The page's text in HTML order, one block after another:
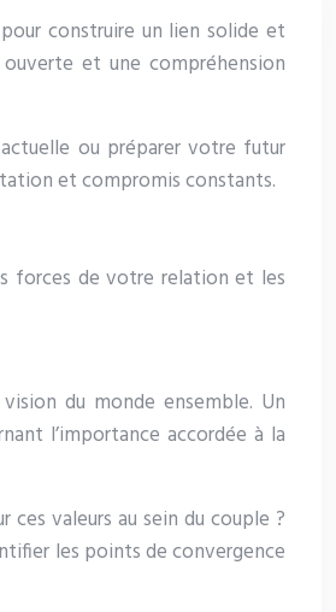
construire un lien solide et
et une compréhension
ou préparer votre futur
et compromis constants.
forces de votre relation et les
du monde ensemble. Un
l’importance accordée à la
valeurs au sein du couple ?
les points de convergence